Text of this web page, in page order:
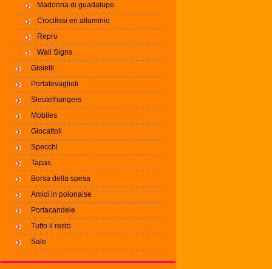
Madonna di guadalupe
Crocifissi en alluminio
Repro
Wall Signs
Gioielli
Portatovaglioli
Sleutelhangers
Mobiles
Giocattoli
Specchi
Tapas
Borsa della spesa
Amici in polonaise
Portacandele
Tutto il resto
Sale